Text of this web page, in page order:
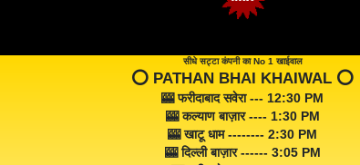
सीधे सट्टा कंपनी का No 1 खाईवाल
⭕️ PATHAN BHAI KHAIWAL ⭕️
🎰 फरीदाबाद सवेरा --- 12:30 PM
🎰 कल्याण बाज़ार ---- 1:30 PM
🎰 खाटू धाम -------- 2:30 PM
🎰 दिल्ली बाज़ार ------ 3:05 PM